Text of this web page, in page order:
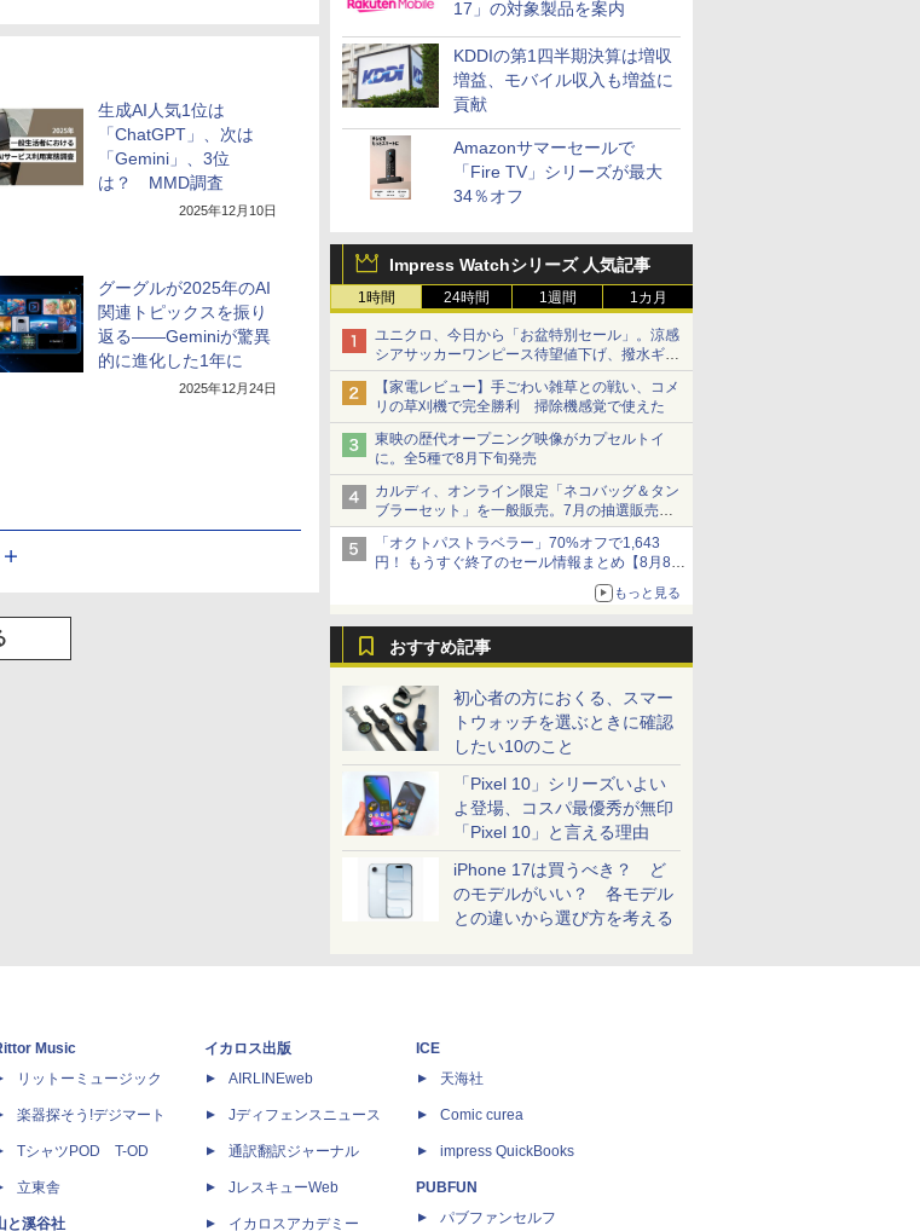
17」の対象製品を案内
KDDIの第1四半期決算は増収
増益、モバイル収入も増益に
貢献
Amazonサマーセールで
「Fire TV」シリーズが最大
34％オフ
Impress Watchシリーズ 人気記事
1時間 24時間 1週間 1カ月
ユニクロ、今日から「お盆特別セール」。涼感
シアサッカーワンピース待望値下げ、撥水ギア
ショーツは1990円に
【家電レビュー】手ごわい雑草との戦い、コメ
リの草刈機で完全勝利 掃除機感覚で使えた
東映の歴代オープニング映像がカプセルトイ
に。全5種で8月下旬発売
カルディ、オンライン限定「ネコバッグ＆タン
ブラーセット」を一般販売。7月の抽選販売の
当選無効分
「オクトパストラベラー」70%オフで1,643
円！ もうすぐ終了のセール情報まとめ【8月8日
ニンテンドーeショップでは「大神 絶景版」が
もっと見る
おすすめ記事
初心者の方におくる、スマー
トウォッチを選ぶときに確認
したい10のこと
「Pixel 10」シリーズいよい
よ登場、コスパ最優秀が無印
「Pixel 10」と言える理由
iPhone 17は買うべき？ ど
のモデルがいい？ 各モデル
との違いから選び方を考える
生成AI人気1位は
「ChatGPT」、次は
「Gemini」、3位
は？ MMD調査
2025年12月10日
グーグルが2025年のAI
関連トピックスを振り
返る――Geminiが驚異
的に進化した1年に
2025年12月24日
Music
リットーミュージック
楽器探そう!デジマート
TシャツPOD T-OD
立東舎
と溪谷社
イカロス出版
AIRLINEweb
Jディフェンスニュース
通訳翻訳ジャーナル
JレスキューWeb
イカロスアカデミー
ICE
天海社
Comic curea
impress QuickBooks
PUBFUN
パブファンセルフ